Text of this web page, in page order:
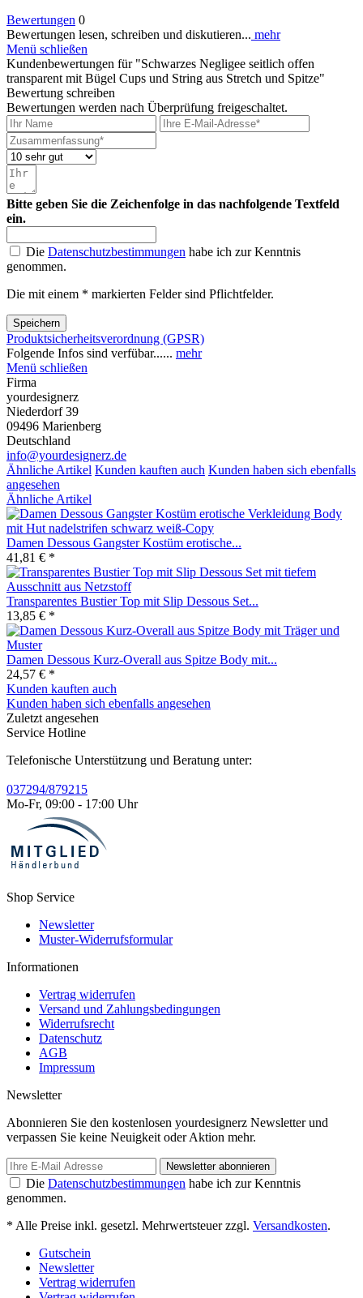
Bewertungen 0
Bewertungen lesen, schreiben und diskutieren... mehr
Menü schließen
Kundenbewertungen für "Schwarzes Negligee seitlich offen
transparent mit Bügel Cups und String aus Stretch und Spitze"
Bewertung schreiben
Bewertungen werden nach Überprüfung freigeschaltet.
Bitte geben Sie die Zeichenfolge in das nachfolgende Textfeld
ein.
Die Datenschutzbestimmungen habe ich zur Kenntnis
genommen.
Die mit einem * markierten Felder sind Pflichtfelder.
Speichern
Produktsicherheitsverordnung (GPSR)
Folgende Infos sind verfübar...... mehr
Menü schließen
Firma
yourdesignerz
Niederdorf 39
09496 Marienberg
Deutschland
info@yourdesignerz.de
Ähnliche Artikel Kunden kauften auch Kunden haben sich ebenfalls
angesehen
Ähnliche Artikel
Damen Dessous Gangster Kostüm erotische...
41,81 € *
Transparentes Bustier Top mit Slip Dessous Set...
13,85 € *
Damen Dessous Kurz-Overall aus Spitze Body mit...
24,57 € *
Kunden kauften auch
Kunden haben sich ebenfalls angesehen
Zuletzt angesehen
Service Hotline
Telefonische Unterstützung und Beratung unter:
037294/879215
Mo-Fr, 09:00 - 17:00 Uhr
Shop Service
Newsletter
Muster-Widerrufsformular
Informationen
Vertrag widerrufen
Versand und Zahlungsbedingungen
Widerrufsrecht
Datenschutz
AGB
Impressum
Newsletter
Abonnieren Sie den kostenlosen yourdesignerz Newsletter und
verpassen Sie keine Neuigkeit oder Aktion mehr.
Newsletter abonnieren
Die Datenschutzbestimmungen habe ich zur Kenntnis
genommen.
* Alle Preise inkl. gesetzl. Mehrwertsteuer zzgl. Versandkosten.
Gutschein
Newsletter
Vertrag widerrufen